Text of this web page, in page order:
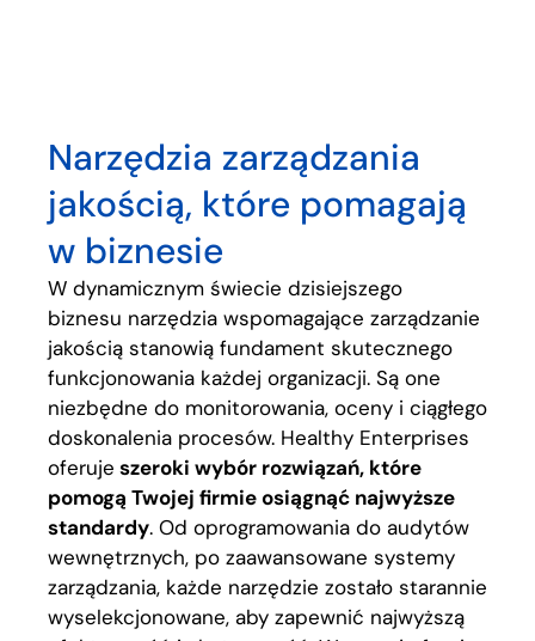
Narzędzia zarządzania
jakością, które pomagają
w biznesie
W dynamicznym świecie dzisiejszego
biznesu narzędzia wspomagające zarządzanie
jakością stanowią fundament skutecznego
funkcjonowania każdej organizacji. Są one
niezbędne do monitorowania, oceny i ciągłego
doskonalenia procesów. Healthy Enterprises
oferuje szeroki wybór rozwiązań, które
pomogą Twojej firmie osiągnąć najwyższe
standardy. Od oprogramowania do audytów
wewnętrznych, po zaawansowane systemy
zarządzania, każde narzędzie zostało starannie
wyselekcjonowane, aby zapewnić najwyższą